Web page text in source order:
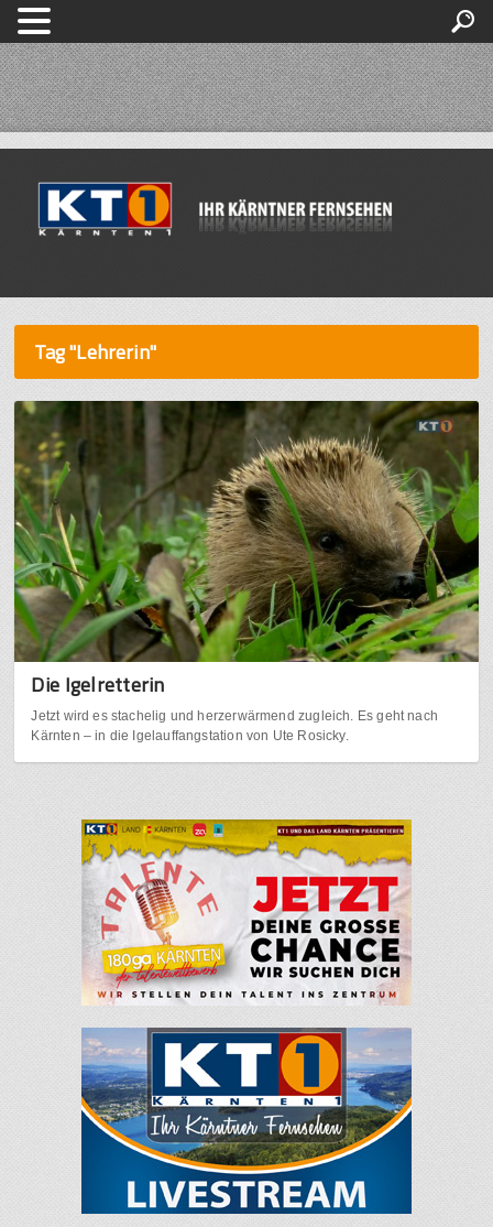
Tag "Lehrerin"
Die Igelretterin
Jetzt wird es stachelig und herzerwärmend zugleich. Es geht nach
Kärnten – in die Igelauffangstation von Ute Rosicky.